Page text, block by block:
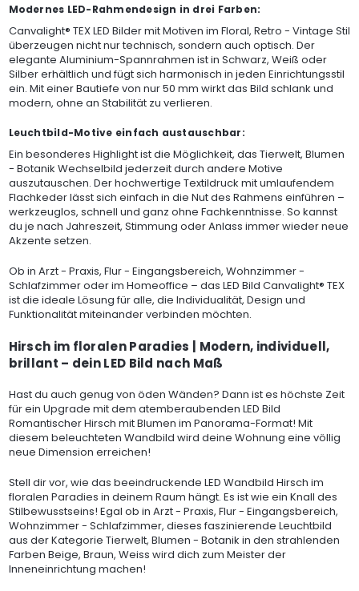
Modernes LED-Rahmendesign in drei Farben:
Canvalight® TEX LED Bilder mit Motiven im Floral, Retro - Vintage Stil
überzeugen nicht nur technisch, sondern auch optisch. Der
elegante Aluminium-Spannrahmen ist in Schwarz, Weiß oder
Silber erhältlich und fügt sich harmonisch in jeden Einrichtungsstil
ein. Mit einer Bautiefe von nur 50 mm wirkt das Bild schlank und
modern, ohne an Stabilität zu verlieren.
Leuchtbild-Motive einfach austauschbar:
Ein besonderes Highlight ist die Möglichkeit, das Tierwelt, Blumen
- Botanik Wechselbild jederzeit durch andere Motive
auszutauschen. Der hochwertige Textildruck mit umlaufendem
Flachkeder lässt sich einfach in die Nut des Rahmens einführen –
werkzeuglos, schnell und ganz ohne Fachkenntnisse. So kannst
du je nach Jahreszeit, Stimmung oder Anlass immer wieder neue
Akzente setzen.
Ob in Arzt - Praxis, Flur - Eingangsbereich, Wohnzimmer -
Schlafzimmer oder im Homeoffice – das LED Bild Canvalight® TEX
ist die ideale Lösung für alle, die Individualität, Design und
Funktionalität miteinander verbinden möchten.
Hirsch im floralen Paradies | Modern, individuell,
brillant – dein LED Bild nach Maß
Hast du auch genug von öden Wänden? Dann ist es höchste Zeit
für ein Upgrade mit dem atemberaubenden LED Bild
Romantischer Hirsch mit Blumen im Panorama-Format! Mit
diesem beleuchteten Wandbild wird deine Wohnung eine völlig
neue Dimension erreichen!
Stell dir vor, wie das beeindruckende LED Wandbild Hirsch im
floralen Paradies in deinem Raum hängt. Es ist wie ein Knall des
Stilbewusstseins! Egal ob in Arzt - Praxis, Flur - Eingangsbereich,
Wohnzimmer - Schlafzimmer, dieses faszinierende Leuchtbild
aus der Kategorie Tierwelt, Blumen - Botanik in den strahlenden
Farben Beige, Braun, Weiss wird dich zum Meister der
Inneneinrichtung machen!